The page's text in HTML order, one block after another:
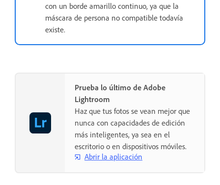
con un borde amarillo continuo, ya que la
máscara de persona no compatible todavía
existe.
Prueba lo último de Adobe
Lightroom
Haz que tus fotos se vean mejor que
nunca con capacidades de edición
más inteligentes, ya sea en el
escritorio o en dispositivos móviles.
Abrir la aplicación